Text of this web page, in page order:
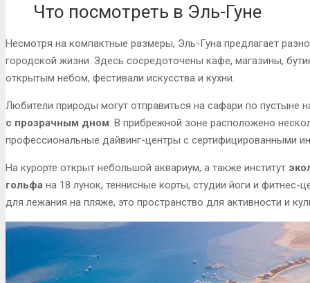
Что посмотреть в Эль-Гуне
Несмотря на компактные размеры, Эль-Гуна предлагает
городской жизни. Здесь сосредоточены кафе, магазины,
открытым небом, фестивали искусства и кухни.
Любители природы могут отправиться на сафари по пустыне
с прозрачным дном. В прибрежной зоне расположено
профессиональные дайвинг-центры с сертифицированными
На курорте открыт небольшой аквариум, а также институт
гольфа на 18 лунок, теннисные корты, студии йоги и
для лежания на пляже, это пространство для активности и